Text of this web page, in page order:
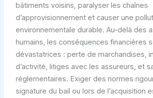
bâtiments voisins, paralyser les chaînes
d’approvisionnement et causer une
environnementale durable. Au-delà des
humains, les conséquences financières
dévastatrices : perte de marchandises,
d’activité, litiges avec les assureurs, et
réglementaires. Exiger des normes
signature du bail ou lors de l’acquisition